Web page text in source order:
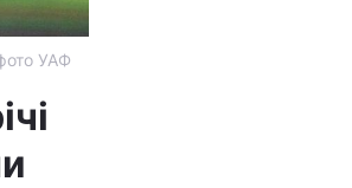
УАФ